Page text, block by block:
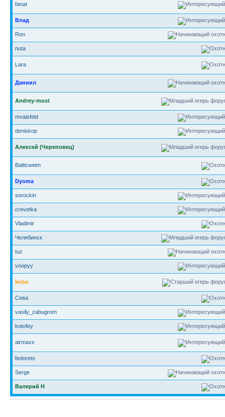
fanat
Влад
Ron
nuta
Lara
Даниил
Andrey-most
mvaisfeld
deniskop
Алексей (Череповец)
Balticweim
Dyoma
sorockin
crevetka
Vladimir
Челябинск
tuz
voopyy
koba
Сева
vasily_zabugrom
kotofey
airmaxx
fedorets
Serge
Валерий Н